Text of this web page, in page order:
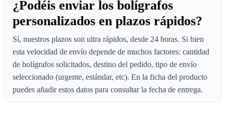
¿Podéis enviar los bolígrafos
personalizados en plazos rápidos?
Sí, nuestros plazos son ultra rápidos, desde 24 horas. Si bien
esta velocidad de envío depende de muchos factores: cantidad
de bolígrafos solicitados, destino del pedido, tipo de envío
seleccionado (urgente, estándar, etc). En la ficha del producto
puedes añadir estos datos para consultar la fecha de entrega.